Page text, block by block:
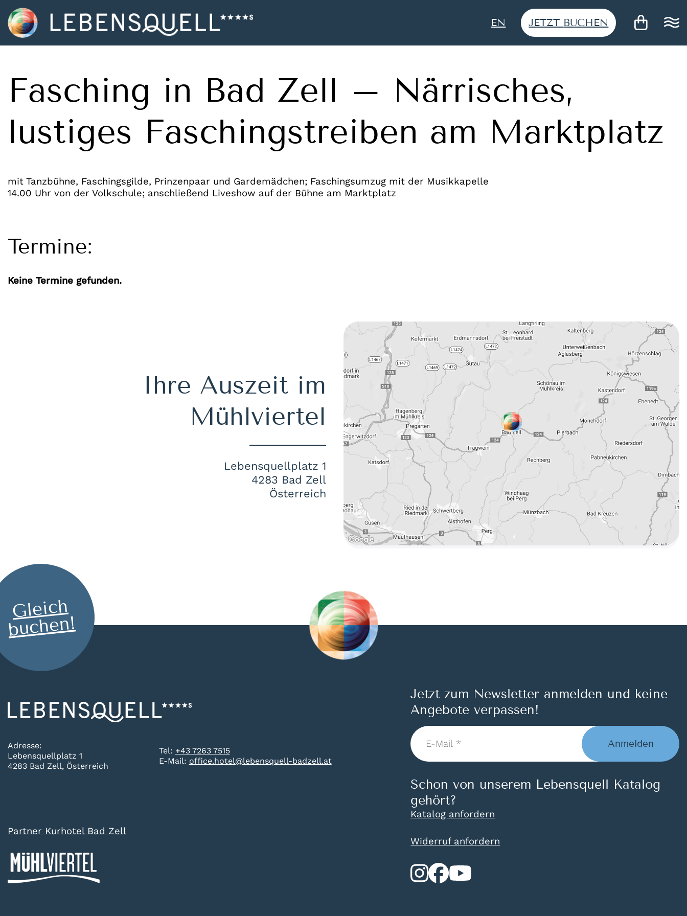
EN JETZT BUCHEN
Fasching in Bad Zell – Närrisches,
lustiges Faschingstreiben am Marktplatz
mit Tanzbühne, Faschingsgilde, Prinzenpaar und Gardemädchen; Faschingsumzug mit der Musikkapelle
14.00 Uhr von der Volkschule; anschließend Liveshow auf der Bühne am Marktplatz
Termine:
Keine Termine gefunden.
Ihre Auszeit im
Mühlviertel
Lebensquellplatz 1
4283 Bad Zell
Österreich
Gleich
buchen!
Adresse:
Lebensquellplatz 1
4283 Bad Zell, Österreich
Tel: +43 7263 7515
E-Mail: office.hotel@lebensquell-badzell.at
Partner Kurhotel Bad Zell
Jetzt zum Newsletter anmelden und keine
Angebote verpassen!
E-
Mail
*
Anmelden
Schon von unserem Lebensquell Katalog
gehört?
Katalog anfordern
Widerruf anfordern